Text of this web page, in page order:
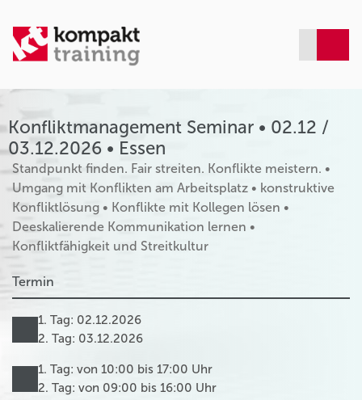
Konfliktmanagement Seminar • 02.12 /
03.12.2026 • Essen
Standpunkt finden. Fair streiten. Konflikte meistern. •
Umgang mit Konflikten am Arbeitsplatz • konstruktive
Konfliktlösung • Konflikte mit Kollegen lösen •
Deeskalierende Kommunikation lernen •
Konfliktfähigkeit und Streitkultur
Termin
1. Tag: 02.12.2026
2. Tag: 03.12.2026
1. Tag: von 10:00 bis 17:00 Uhr
2. Tag: von 09:00 bis 16:00 Uhr